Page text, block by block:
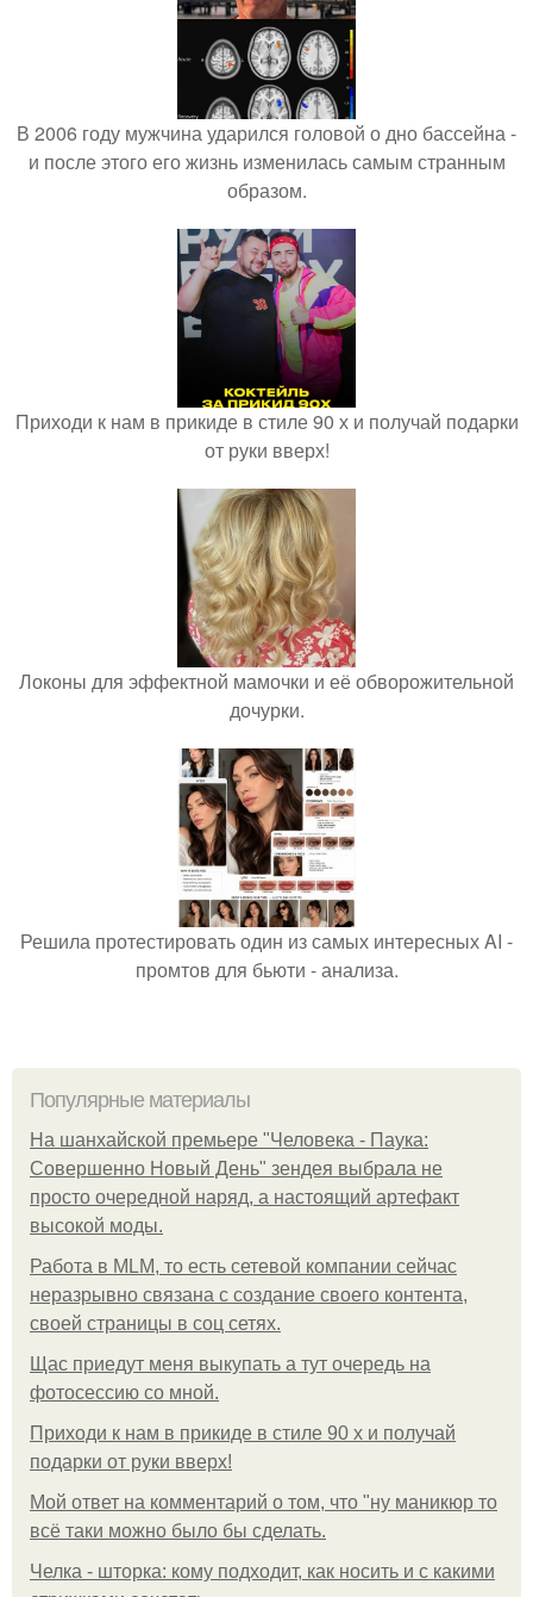
В 2006 году мужчина ударился головой о дно бассейна -
и после этого его жизнь изменилась самым странным
образом.
Приходи к нам в прикиде в стиле 90 х и получай подарки
от руки вверх!
Локоны для эффектной мамочки и её обворожительной
дочурки.
Решила протестировать один из самых интересных AI -
промтов для бьюти - анализа.
Популярные материалы
На шанхайской премьере "Человека - Паука:
Совершенно Новый День" зендея выбрала не
просто очередной наряд, а настоящий артефакт
высокой моды.
Работа в MLM, то есть сетевой компании сейчас
неразрывно связана с создание своего контента,
своей страницы в соц сетях.
Щас приедут меня выкупать а тут очередь на
фотосессию со мной.
Приходи к нам в прикиде в стиле 90 х и получай
подарки от руки вверх!
Мой ответ на комментарий о том, что "ну маникюр то
всё таки можно было бы сделать.
Челка - шторка: кому подходит, как носить и с какими